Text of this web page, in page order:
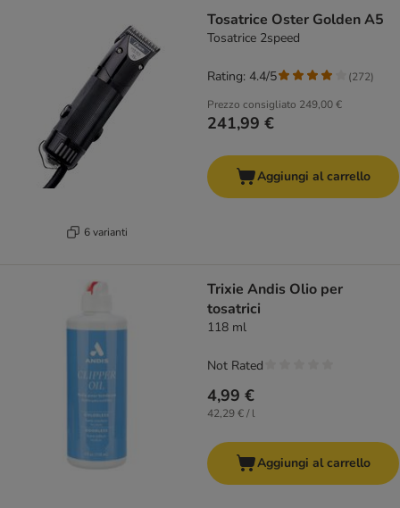
6 varianti
Tosatrice Oster Golden A5
Tosatrice 2speed
Prezzo consigliato 249,00 €
241,99 €
Rating: 4.4/5 (272)
Aggiungi al carrello
Trixie Andis Olio per
tosatrici
118 ml
4,99 €
42,29 € / l
Not Rated
Aggiungi al carrello